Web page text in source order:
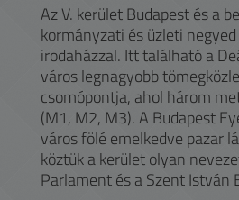
Az V. kerület Budapest és a
kormányzati és üzleti
irodaházzal. Itt található a
város legnagyobb
csomópontja, ahol három
(M1, M2, M3). A Budapest
város fölé emelkedve pazar
köztük a kerület olyan
Parlament és a Szent István